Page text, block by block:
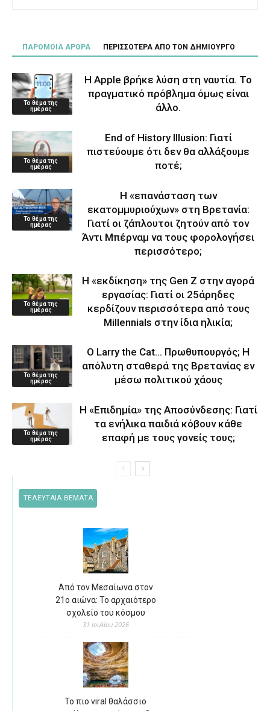
ΠΑΡΟΜΟΙΑ ΑΡΘΡΑ ΠΕΡΙΣΣΟΤΕΡΑ ΑΠΟ ΤΟΝ ΔΗΜΙΟΥΡΓΟ
Το θέμα της
ημέρας
Η Apple βρήκε λύση στη ναυτία. Το
πραγματικό πρόβλημα όμως είναι
άλλο.
Το θέμα της
ημέρας
End of History Illusion: Γιατί
πιστεύουμε ότι δεν θα αλλάξουμε
ποτέ;
Το θέμα της
ημέρας
Η «επανάσταση των
εκατομμυριούχων» στη Βρετανία:
Γιατί οι ζάπλουτοι ζητούν από τον
Άντι Μπέρναμ να τους φορολογήσει
περισσότερο;
Το θέμα της
ημέρας
Η «εκδίκηση» της Gen Z στην αγορά
εργασίας: Γιατί οι 25άρηδες
κερδίζουν περισσότερα από τους
Millennials στην ίδια ηλικία;
Το θέμα της
ημέρας
Ο Larry the Cat… Πρωθυπουργός; Η
απόλυτη σταθερά της Βρετανίας εν
μέσω πολιτικού χάους
Το θέμα της
ημέρας
Η «Επιδημία» της Αποσύνδεσης: Γιατί
τα ενήλικα παιδιά κόβουν κάθε
επαφή με τους γονείς τους;
ΤΕΛΕΥΤΑΙΑ ΘΕΜΑΤΑ
Από τον Μεσαίωνα στον
21ο αιώνα: Το αρχαιότερο
σχολείο του κόσμου
31 Ιουλίου 2026
Το πιο viral θαλάσσιο